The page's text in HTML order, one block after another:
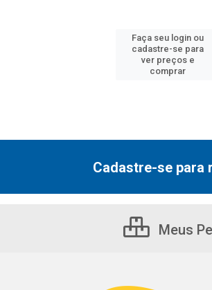
Faça seu login ou
cadastre-se para
ver preços e
comprar
Cadastre-se para
Meus